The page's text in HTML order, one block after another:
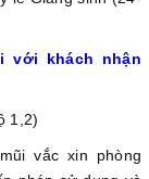
với khách nhận
1,2)
vắc xin phòng